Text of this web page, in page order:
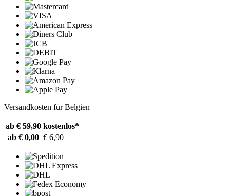
Versandkosten für Belgien
ab € 59,90 kostenlos*
ab € 0,00 € 6,90